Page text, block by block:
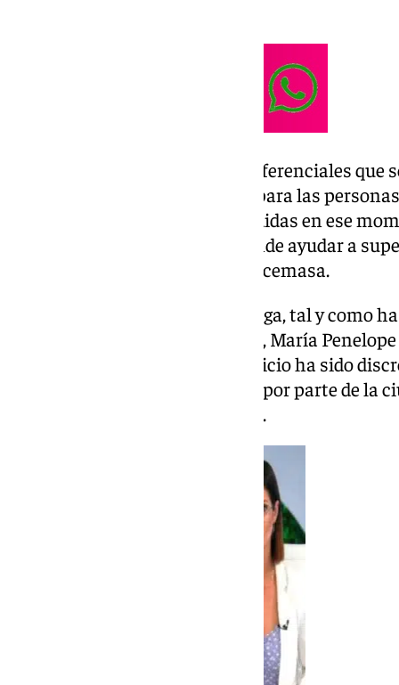
Sin duda, uno de los aspectos diferenciales que
psicología universal y gratuita para las
animal. “Las familias son atendidas en ese
equipo de psicólogos que pretende ayudar a
afirmaba un responsable de Parcemasa.
Desde el Ayuntamiento de Málaga, tal y como
Sostenibilidad Medioambiental, María
el funcionamiento aunque el inicio ha sido
esperan un incremento del uso por parte de la
están trabajando en que así sea.